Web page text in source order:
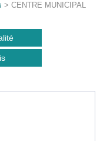
> CENTRE MUNICIPAL